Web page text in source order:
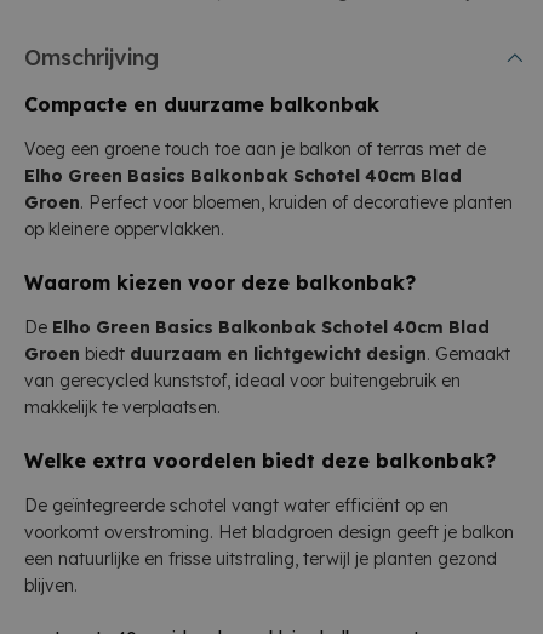
Omschrijving
Compacte en duurzame balkonbak
Voeg een groene touch toe aan je balkon of terras met de
Elho Green Basics Balkonbak Schotel 40cm Blad
Groen. Perfect voor bloemen, kruiden of decoratieve planten
op kleinere oppervlakken.
Waarom kiezen voor deze balkonbak?
De Elho Green Basics Balkonbak Schotel 40cm Blad
Groen biedt duurzaam en lichtgewicht design. Gemaakt
van gerecycled kunststof, ideaal voor buitengebruik en
makkelijk te verplaatsen.
Welke extra voordelen biedt deze balkonbak?
De geïntegreerde schotel vangt water efficiënt op en
voorkomt overstroming. Het bladgroen design geeft je balkon
een natuurlijke en frisse uitstraling, terwijl je planten gezond
blijven.